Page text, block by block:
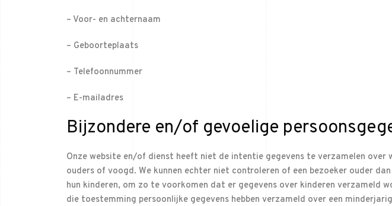
– Voor- en achternaam
– Geboorteplaats
– Telefoonnummer
– E-mailadres
Bijzondere en/of gevoelige
Onze website en/of dienst heeft niet de intentie gegevens te verzamelen over
ouders of voogd. We kunnen echter niet controleren of een bezoeker ouder
hun kinderen, om zo te voorkomen dat er gegevens over kinderen
die toestemming persoonlijke gegevens hebben verzameld over een